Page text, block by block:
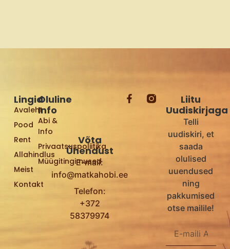
Oluline
Info
Abi &
Info
Privaatsuspoliitika
Müügitingimused
Lingid
Avaleht
Pood
Rent
Allahindlus
Meist
Kontakt
Võta
Ühendust
E-mail:
info@matkahobi.ee
Telefon:
+372
58379974
Liitu
Uudiskirjaga
Telli
uudiskiri, et
saada
olulised
uuendused
ning
pakkumised
otse mailile!